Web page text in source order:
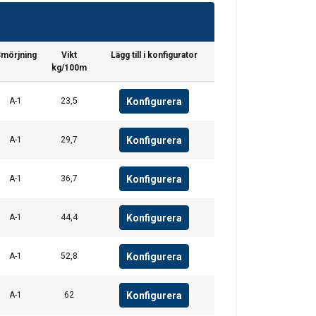
Vikt
kg/100m
Lägg till i konfigurator
A-1 23,5 Konfigurera
A-1 29,7 Konfigurera
A-1 36,7 Konfigurera
A-1 44,4 Konfigurera
A-1 52,8 Konfigurera
A-1 62 Konfigurera
SWEDISH